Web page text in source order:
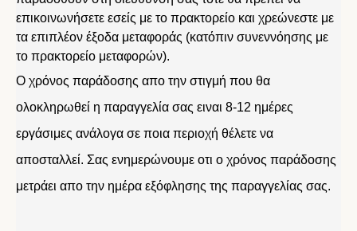
επικοινωνήσετε εσείς με το πρακτορείο και χρεώνεστε με
τα επιπλέον έξοδα μεταφοράς (κατόπιν συνεννόησης με
το πρακτορείο μεταφορών).
Ο χρόνος παράδοσης απο την στιγμή που θα
ολοκληρωθεί η παραγγελία σας ειναι 8-12 ημέρες
εργάσιμες ανάλογα σε ποια περιοχή θέλετε να
αποσταλλεί. Σας ενημερώνουμε οτι ο χρόνος παράδοσης
μετράει απο την ημέρα εξόφλησης της παραγγελίας σας.